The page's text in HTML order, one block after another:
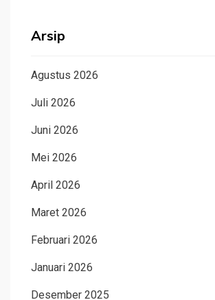
Arsip
Agustus 2026
Juli 2026
Juni 2026
Mei 2026
April 2026
Maret 2026
Februari 2026
Januari 2026
Desember 2025